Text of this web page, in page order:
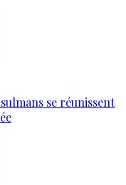
se réunissent